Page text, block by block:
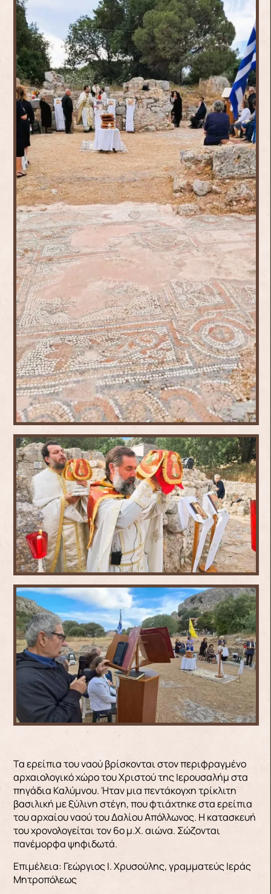
Τα ερείπια του ναού βρίσκονται στον περιφραγμένο
αρχαιολογικό χώρο του Χριστού της Ιερουσαλήμ στα
πηγάδια Καλύμνου. Ήταν μια πεντάκογχη τρίκλιτη
βασιλική με ξύλινη στέγη, που φτιάχτηκε στα ερείπια
του αρχαίου ναού του Δαλίου Απόλλωνος. Η κατασκευή
του χρονολογείται τον 6ο μ.Χ. αιώνα. Σώζονται
πανέμορφα ψηφιδωτά.
Επιμέλεια: Γεώργιος Ι. Χρυσούλης, γραμματεύς Ιεράς
Μητροπόλεως